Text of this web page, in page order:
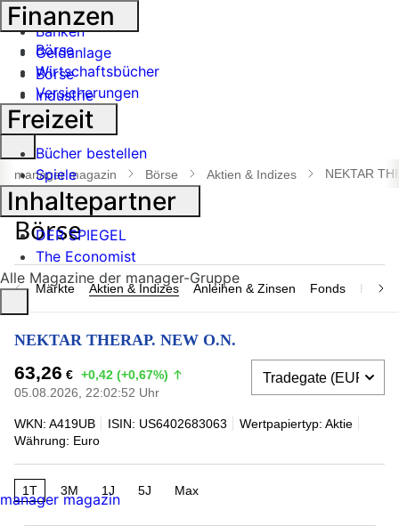
Handel
Banken
Geldanlage
Börse
Industrie
Suche
öffnen
manager magazin Börse Aktien & Indizes NEKTAR
Märkte Aktien & Indizes Anleihen & Zinsen Fonds
NEKTAR THERAP. NEW O.N.
63,26 € +0,42 (+0,67%)
05.08.2026, 22:02:52 Uhr
WKN: A419UB ISIN: US6402683063
Wertpapiertyp: Aktie
Währung: Euro
1T 3M 1J 5J Max
Finanzen
Börse
Wirtschaftsbücher
Versicherungen
Freizeit
Bücher bestellen
Spiele
Inhaltepartner
DER SPIEGEL
The Economist
Alle Magazine der manager-Gruppe
manager magazin